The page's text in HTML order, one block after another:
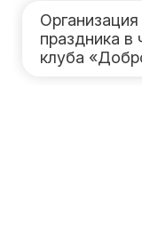
праздника в
клуба